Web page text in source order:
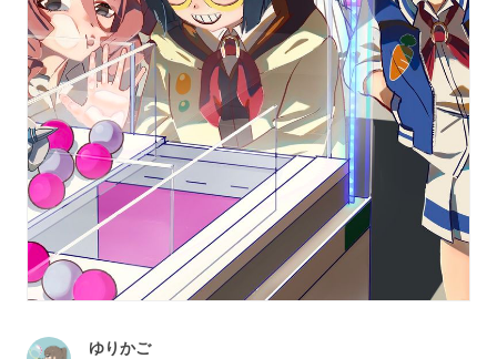
ゆりかご